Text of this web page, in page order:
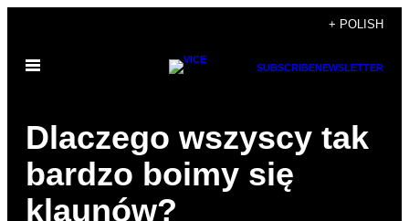
content
+ POLISH
Open
SUBSCRIBENEWSLETTER
Dlaczego wszyscy tak
bardzo boimy się
klaunów?